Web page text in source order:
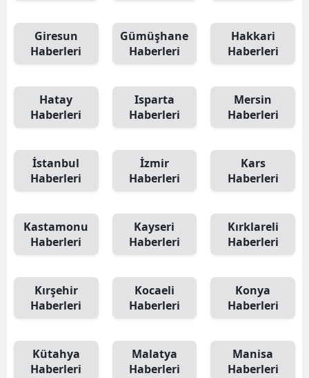
Giresun
Haberleri
Gümüşhane
Haberleri
Hakkari
Haberleri
Hatay
Haberleri
Isparta
Haberleri
Mersin
Haberleri
İstanbul
Haberleri
İzmir
Haberleri
Kars
Haberleri
Kastamonu
Haberleri
Kayseri
Haberleri
Kırklareli
Haberleri
Kırşehir
Haberleri
Kocaeli
Haberleri
Konya
Haberleri
Kütahya
Haberleri
Malatya
Haberleri
Manisa
Haberleri